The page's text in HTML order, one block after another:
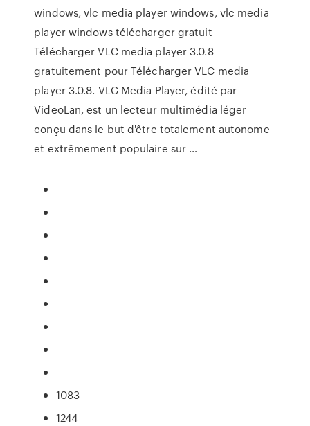
windows, vlc media player windows, vlc media
player windows télécharger gratuit
Télécharger VLC media player 3.0.8
gratuitement pour Télécharger VLC media
player 3.0.8. VLC Media Player, édité par
VideoLan, est un lecteur multimédia léger
conçu dans le but d'être totalement autonome
et extrêmement populaire sur …
1083
1244